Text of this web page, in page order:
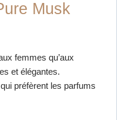
Musk
femmes qu’aux
et élégantes.
préfèrent les parfums